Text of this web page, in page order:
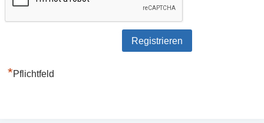
*Pflichtfeld